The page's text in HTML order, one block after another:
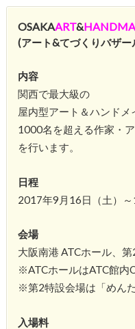
OSAKAART&
(アート&てづくりバザー
内容
関西で最大級の
屋内型アート＆ハンドメ
1000名を超える作家・
を行います。
日程
2017年9月16日（土）～
会場
大阪南港 ATCホール、
※ATCホールはATC館内
※第2特設会場は「めん
入場料